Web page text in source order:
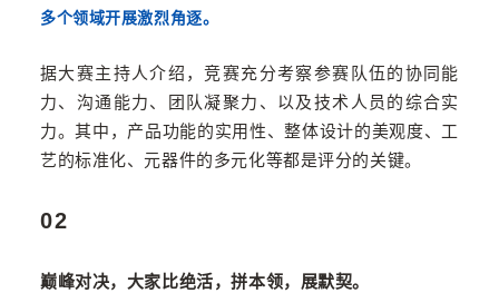
多个领域开展激烈角逐。
据大赛主持人介绍，竞赛充分考察参赛队伍的协同能
力、沟通能力、团队凝聚力、以及技术人员的综合实
力。其中，产品功能的实用性、整体设计的美观度、工
艺的标准化、元器件的多元化等都是评分的关键。
02
巅峰对决，大家比绝活，拼本领，展默契。